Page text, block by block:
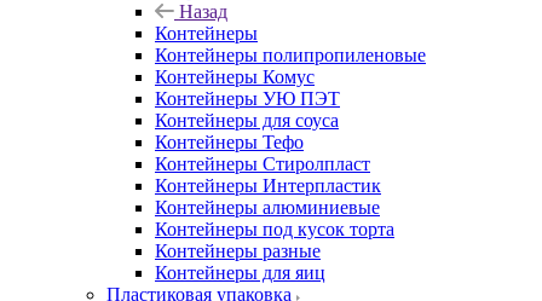
Назад
Контейнеры
Контейнеры полипропиленовые
Контейнеры Комус
Контейнеры УЮ ПЭТ
Контейнеры для соуса
Контейнеры Тефо
Контейнеры Стиролпласт
Контейнеры Интерпластик
Контейнеры алюминиевые
Контейнеры под кусок торта
Контейнеры разные
Контейнеры для яиц
Пластиковая упаковка